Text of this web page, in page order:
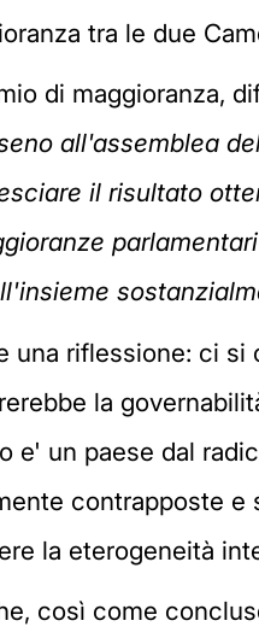
tra le due
di maggioranza,
all'assemblea
il risultato
una riflessione: ci
la
e' un paese dal
contrapposte
la eterogeneità
così come